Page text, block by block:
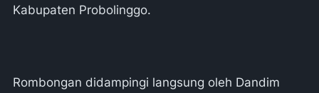
Kabupaten Probolinggo.
Rombongan didampingi langsung oleh Dandim